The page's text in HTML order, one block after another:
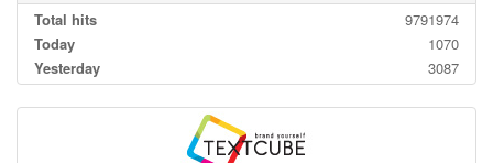
Total hits
9791974
Today
1070
Yesterday
3087